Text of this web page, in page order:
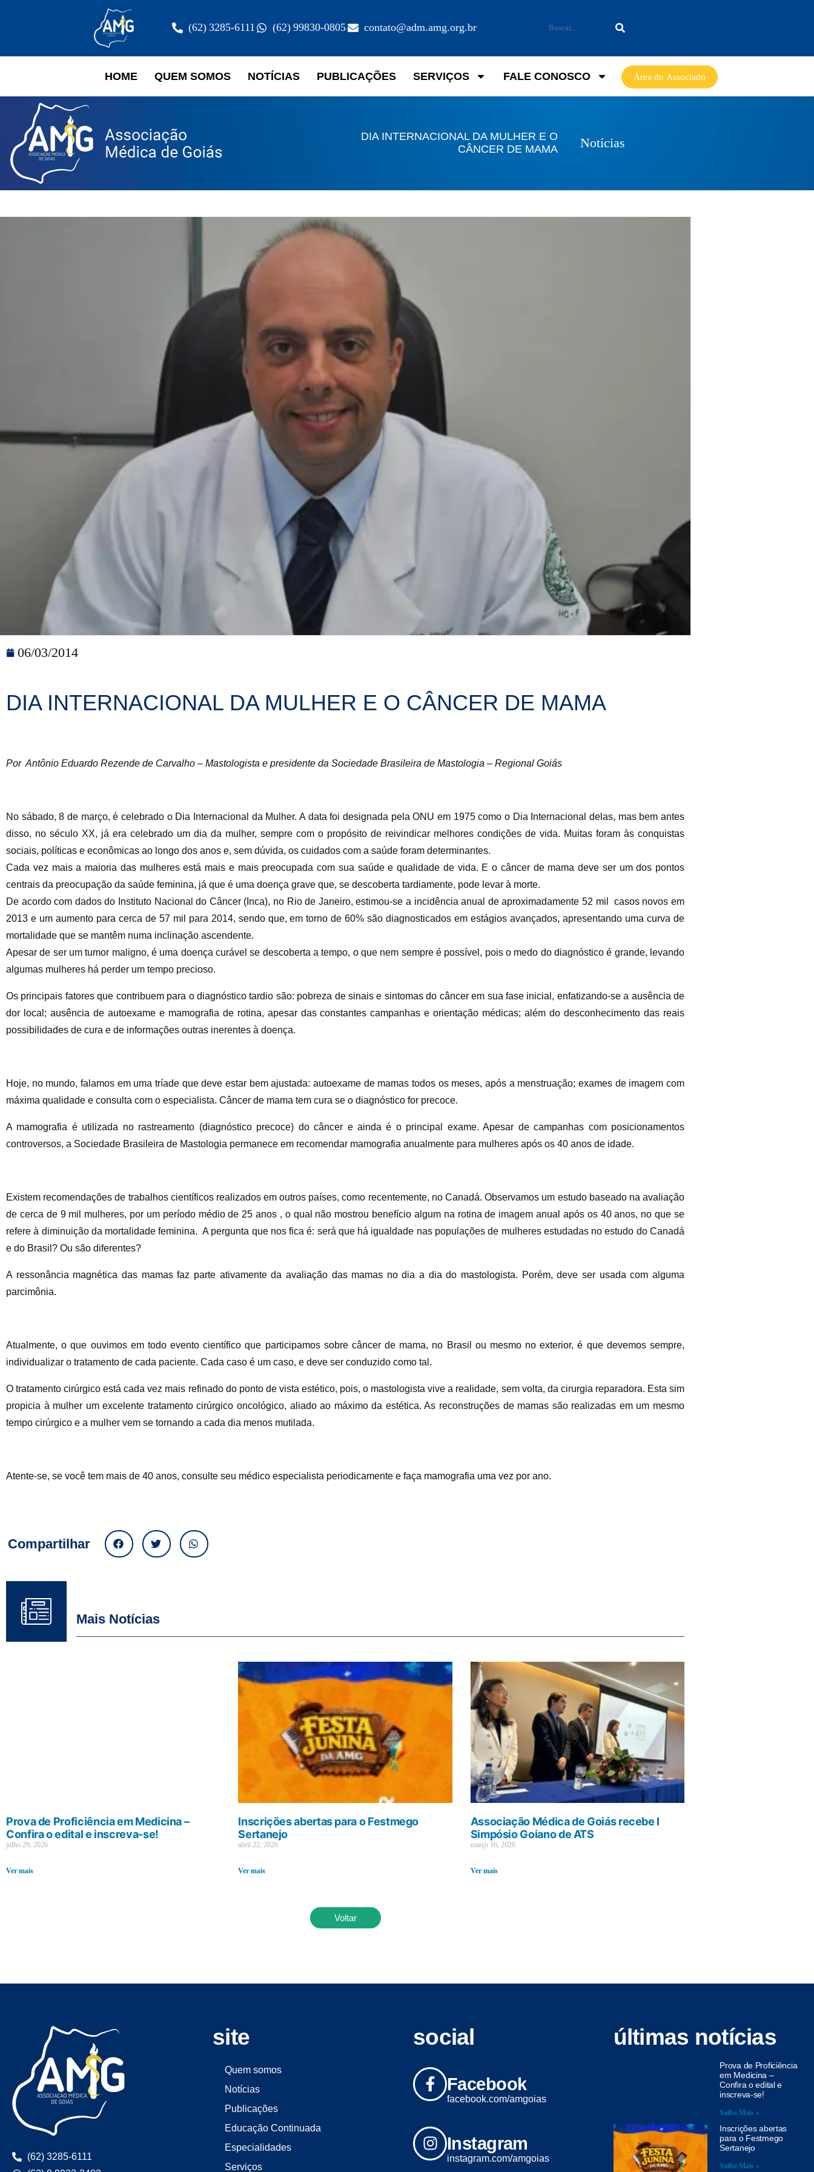
(62) 3285-6111 (62) 99830-0805 contato@adm.amg.org.br
HOME QUEM SOMOS NOTÍCIAS PUBLICAÇÕES SERVIÇOS FALE CONOSCO Área do Associado
DIA INTERNACIONAL DA MULHER E O
CÂNCER DE MAMA
Notícias
06/03/2014
DIA INTERNACIONAL DA MULHER E O CÂNCER DE MAMA
Por Antônio Eduardo Rezende de Carvalho – Mastologista e presidente da Sociedade Brasileira de Mastologia – Regional Goiás
No sábado, 8 de março, é celebrado o Dia Internacional da Mulher. A data foi designada pela ONU em 1975 como o Dia Internacional delas, mas bem antes
disso, no século XX, já era celebrado um dia da mulher, sempre com o propósito de reivindicar melhores condições de vida. Muitas foram às conquistas
sociais, políticas e econômicas ao longo dos anos e, sem dúvida, os cuidados com a saúde foram determinantes.
Cada vez mais a maioria das mulheres está mais e mais preocupada com sua saúde e qualidade de vida. E o câncer de mama deve ser um dos pontos
centrais da preocupação da saúde feminina, já que é uma doença grave que, se descoberta tardiamente, pode levar à morte.
De acordo com dados do Instituto Nacional do Câncer (Inca), no Rio de Janeiro, estimou-se a incidência anual de aproximadamente 52 mil casos novos em
2013 e um aumento para cerca de 57 mil para 2014, sendo que, em torno de 60% são diagnosticados em estágios avançados, apresentando uma curva de
mortalidade que se mantêm numa inclinação ascendente.
Apesar de ser um tumor maligno, é uma doença curável se descoberta a tempo, o que nem sempre é possível, pois o medo do diagnóstico é grande, levando
algumas mulheres há perder um tempo precioso.
Os principais fatores que contribuem para o diagnóstico tardio são: pobreza de sinais e sintomas do câncer em sua fase inicial, enfatizando-se a ausência de
dor local; ausência de autoexame e mamografia de rotina, apesar das constantes campanhas e orientação médicas; além do desconhecimento das reais
possibilidades de cura e de informações outras inerentes à doença.
Hoje, no mundo, falamos em uma tríade que deve estar bem ajustada: autoexame de mamas todos os meses, após a menstruação; exames de imagem com
máxima qualidade e consulta com o especialista. Câncer de mama tem cura se o diagnóstico for precoce.
A mamografia é utilizada no rastreamento (diagnóstico precoce) do câncer e ainda é o principal exame. Apesar de campanhas com posicionamentos
controversos, a Sociedade Brasileira de Mastologia permanece em recomendar mamografia anualmente para mulheres após os 40 anos de idade.
Existem recomendações de trabalhos científicos realizados em outros países, como recentemente, no Canadá. Observamos um estudo baseado na avaliação
de cerca de 9 mil mulheres, por um período médio de 25 anos , o qual não mostrou benefício algum na rotina de imagem anual após os 40 anos, no que se
refere à diminuição da mortalidade feminina. A pergunta que nos fica é: será que há igualdade nas populações de mulheres estudadas no estudo do Canadá
e do Brasil? Ou são diferentes?
A ressonância magnética das mamas faz parte ativamente da avaliação das mamas no dia a dia do mastologista. Porém, deve ser usada com alguma
parcimônia.
Atualmente, o que ouvimos em todo evento científico que participamos sobre câncer de mama, no Brasil ou mesmo no exterior, é que devemos sempre,
individualizar o tratamento de cada paciente. Cada caso é um caso, e deve ser conduzido como tal.
O tratamento cirúrgico está cada vez mais refinado do ponto de vista estético, pois, o mastologista vive a realidade, sem volta, da cirurgia reparadora. Esta sim
propicia à mulher um excelente tratamento cirúrgico oncológico, aliado ao máximo da estética. As reconstruções de mamas são realizadas em um mesmo
tempo cirúrgico e a mulher vem se tornando a cada dia menos mutilada.
Atente-se, se você tem mais de 40 anos, consulte seu médico especialista periodicamente e faça mamografia uma vez por ano.
Compartilhar
Mais Notícias
Prova de Proficiência em Medicina –
Confira o edital e inscreva-se!
julho 29, 2026
Ver mais
Inscrições abertas para o Festmego
Sertanejo
abril 22, 2026
Ver mais
Associação Médica de Goiás recebe I
Simpósio Goiano de ATS
março 16, 2026
Ver mais
Voltar
(62) 3285-6111
site
Quem somos
Notícias
Publicações
Educação Continuada
Especialidades
Serviços
social
Facebook
facebook.com/amgoias
Instagram
instagram.com/amgoias
últimas notícias
Prova de Proficiência
em Medicina –
Confira o edital e
inscreva-se!
Saiba Mais »
Inscrições abertas
para o Festmego
Sertanejo
Saiba Mais »